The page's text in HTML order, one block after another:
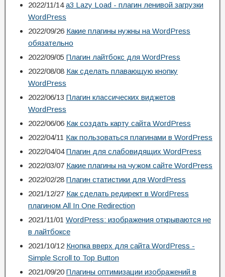
2022/11/14 a3 Lazy Load - плагин ленивой загрузки
WordPress
2022/09/26 Какие плагины нужны на WordPress
обязательно
2022/09/05 Плагин лайтбокс для WordPress
2022/08/08 Как сделать плавающую кнопку
WordPress
2022/06/13 Плагин классических виджетов
WordPress
2022/06/06 Как создать карту сайта WordPress
2022/04/11 Как пользоваться плагинами в WordPress
2022/04/04 Плагин для слабовидящих WordPress
2022/03/07 Какие плагины на чужом сайте WordPress
2022/02/28 Плагин статистики для WordPress
2021/12/27 Как сделать редирект в WordPress
плагином All In One Redirection
2021/11/01 WordPress: изображения открываются не
в лайтбоксе
2021/10/12 Кнопка вверх для сайта WordPress -
Simple Scroll to Top Button
2021/09/20 Плагины оптимизации изображений в